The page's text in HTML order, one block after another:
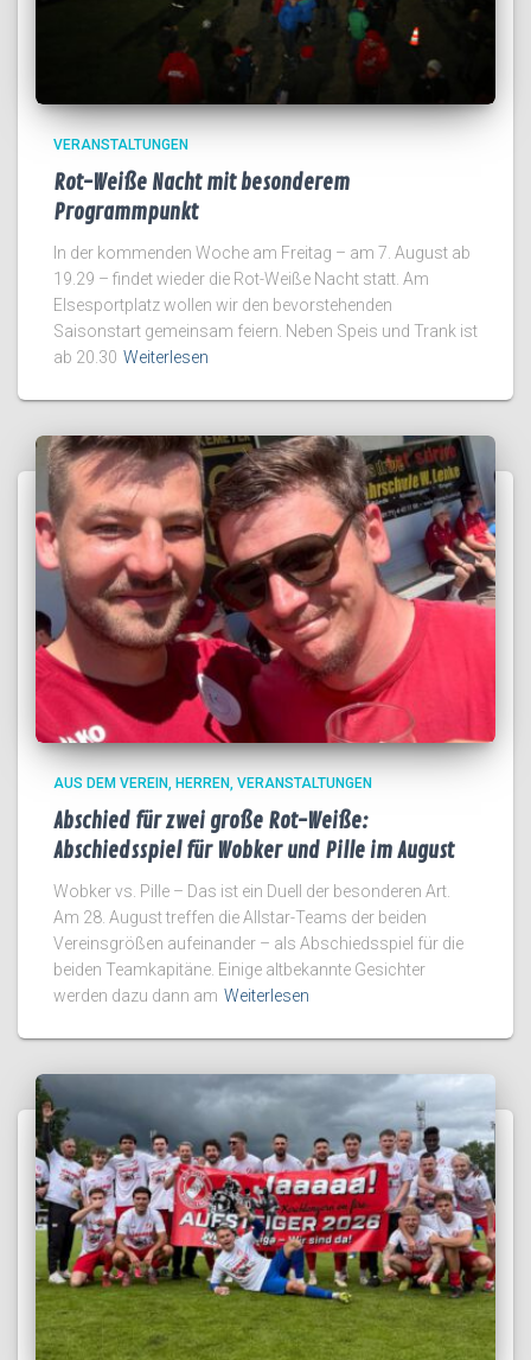
VERANSTALTUNGEN
Rot-Weiße Nacht mit besonderem
Programmpunkt
In der kommenden Woche am Freitag – am 7. August ab
19.29 – findet wieder die Rot-Weiße Nacht statt. Am
Elsesportplatz wollen wir den bevorstehenden
Saisonstart gemeinsam feiern. Neben Speis und Trank ist
ab 20.30 Weiterlesen
AUS DEM VEREIN HERREN VERANSTALTUNGEN
Abschied für zwei große Rot-Weiße:
Abschiedsspiel für Wobker und Pille im August
Wobker vs. Pille – Das ist ein Duell der besonderen Art.
Am 28. August treffen die Allstar-Teams der beiden
Vereinsgrößen aufeinander – als Abschiedsspiel für die
beiden Teamkapitäne. Einige altbekannte Gesichter
werden dazu dann am Weiterlesen